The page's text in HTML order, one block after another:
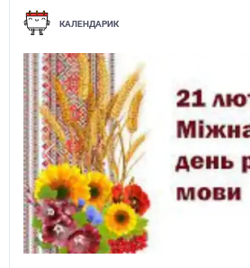
КАЛЕНДАРИК
Previous